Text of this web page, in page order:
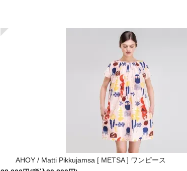
AHOY / Matti Pikkujamsa [ METSA ] ワンピース